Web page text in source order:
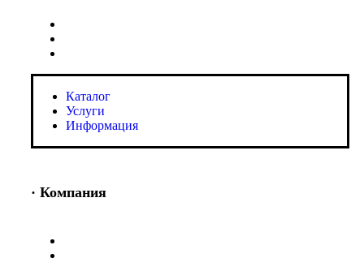
Каталог
Услуги
Информация
· Компания